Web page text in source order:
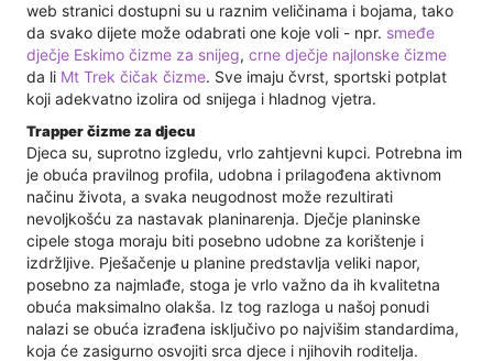
web stranici dostupni su u raznim veličinama i bojama, tako
da svako dijete može odabrati one koje voli - npr. smeđe
dječje Eskimo čizme za snijeg, crne dječje najlonske čizme
da li Mt Trek čičak čizme. Sve imaju čvrst, sportski potplat
koji adekvatno izolira od snijega i hladnog vjetra.
Trapper čizme za djecu
Djeca su, suprotno izgledu, vrlo zahtjevni kupci. Potrebna im
je obuća pravilnog profila, udobna i prilagođena aktivnom
načinu života, a svaka neugodnost može rezultirati
nevoljkošću za nastavak planinarenja. Dječje planinske
cipele stoga moraju biti posebno udobne za korištenje i
izdržljive. Pješačenje u planine predstavlja veliki napor,
posebno za najmlađe, stoga je vrlo važno da ih kvalitetna
obuća maksimalno olakša. Iz tog razloga u našoj ponudi
nalazi se obuća izrađena isključivo po najvišim standardima,
koja će zasigurno osvojiti srca djece i njihovih roditelja.